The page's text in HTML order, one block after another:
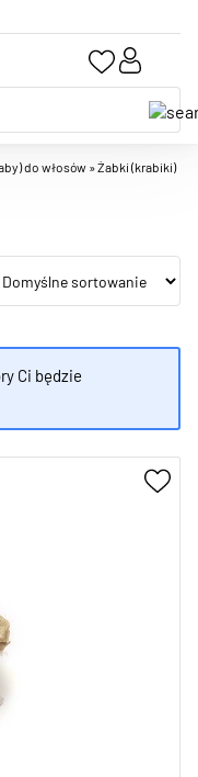
do włosów »Żabki (krabiki)
Ci będzie